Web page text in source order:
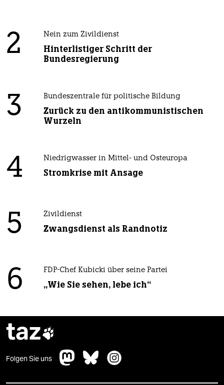
2
Nein zum Zivildienst
Hinterlistiger Schritt der
Bundesregierung
3 Bundeszentrale für politische Bildung
Zurück zu den antikommunistischen
Wurzeln
4 Niedrigwasser in Mittel- und Osteuropa
Stromkrise mit Ansage
5 Zivildienst
Zwangsdienst als Randnotiz
6 FDP-Chef Kubicki über seine Partei
„Wie Sie sehen, lebe ich“
taz
Folgen Sie uns